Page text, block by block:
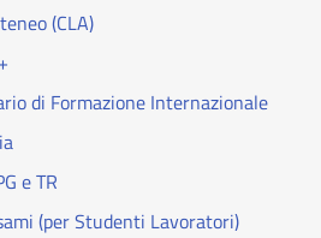
(CLA)
di Formazione Internazionale
e TR
(per Studenti Lavoratori)